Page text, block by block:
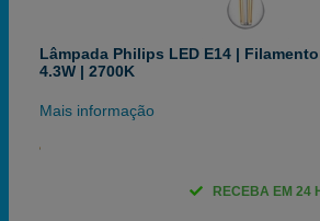
Lâmpada Philips LED E14 |
4.3W | 2700K
Mais informação
RECEBA EM 24